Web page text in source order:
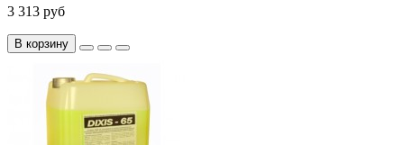
3 313 руб
В корзину